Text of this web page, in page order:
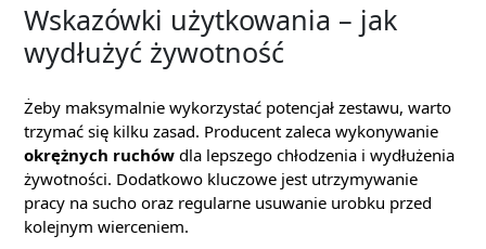
Wskazówki użytkowania – jak
wydłużyć żywotność
Żeby maksymalnie wykorzystać potencjał zestawu, warto
trzymać się kilku zasad. Producent zaleca wykonywanie
okrężnych ruchów dla lepszego chłodzenia i wydłużenia
żywotności. Dodatkowo kluczowe jest utrzymywanie
pracy na sucho oraz regularne usuwanie urobku przed
kolejnym wierceniem.